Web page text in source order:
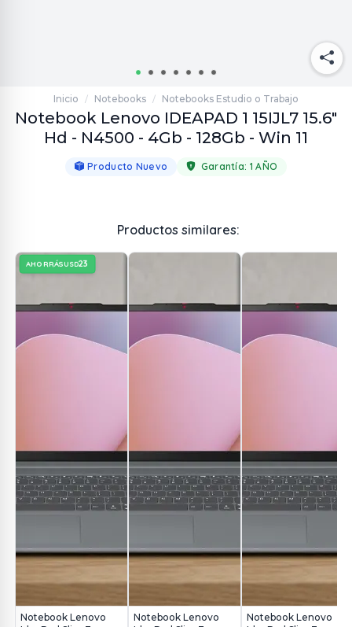
Inicio / Notebooks / Notebooks Estudio o Trabajo
Notebook Lenovo IDEAPAD 1 15IJL7 15.6"
Hd - N4500 - 4Gb - 128Gb - Win 11
Producto Nuevo Garantía: 1 AÑO
Productos similares:
AHORRÁSUSD23
Notebook Lenovo
Notebook Lenovo
Notebook Lenovo